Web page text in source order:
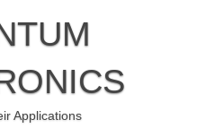
Applications